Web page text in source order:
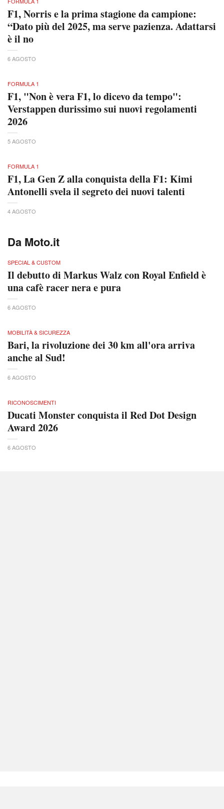
F1, Norris e la prima stagione da campione:
“Dato più del 2025, ma serve pazienza. Adattarsi
è il no
6 AGOSTO
FORMULA 1
F1, "Non è vera F1, lo dicevo da tempo":
Verstappen durissimo sui nuovi regolamenti
2026
5 AGOSTO
FORMULA 1
F1, La Gen Z alla conquista della F1: Kimi
Antonelli svela il segreto dei nuovi talenti
4 AGOSTO
Da Moto.it
SPECIAL & CUSTOM
Il debutto di Markus Walz con Royal Enfield è
una cafè racer nera e pura
6 AGOSTO
MOBILITÀ & SICUREZZA
Bari, la rivoluzione dei 30 km all'ora arriva
anche al Sud!
6 AGOSTO
RICONOSCIMENTI
Ducati Monster conquista il Red Dot Design
Award 2026
6 AGOSTO